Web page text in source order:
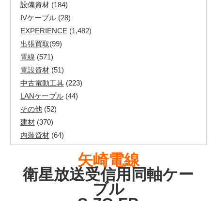
設備資材(184)
IVケーブル(28)
EXPERIENCE (1,482)
出張買取(99)
電線 (571)
電設資材(51)
中古電動工具(223)
LANケーブル(44)
その他(52)
建材(370)
内装資材(64)
その他ツール(48)
矢崎電線
衛星放送受信用同軸ケー
ブル